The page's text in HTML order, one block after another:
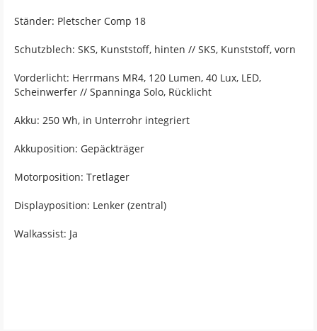
Ständer: Pletscher Comp 18
Schutzblech: SKS, Kunststoff, hinten // SKS, Kunststoff, vorn
Vorderlicht: Herrmans MR4, 120 Lumen, 40 Lux, LED,
Scheinwerfer // Spanninga Solo, Rücklicht
Akku: 250 Wh, in Unterrohr integriert
Akkuposition: Gepäckträger
Motorposition: Tretlager
Displayposition: Lenker (zentral)
Walkassist: Ja